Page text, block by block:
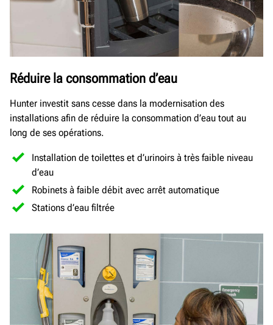
Réduire la consommation d’eau
Hunter investit sans cesse dans la modernisation des
installations afin de réduire la consommation d’eau tout au
long de ses opérations.
Installation de toilettes et d’urinoirs à très faible niveau
d’eau
Robinets à faible débit avec arrêt automatique
Stations d’eau filtrée